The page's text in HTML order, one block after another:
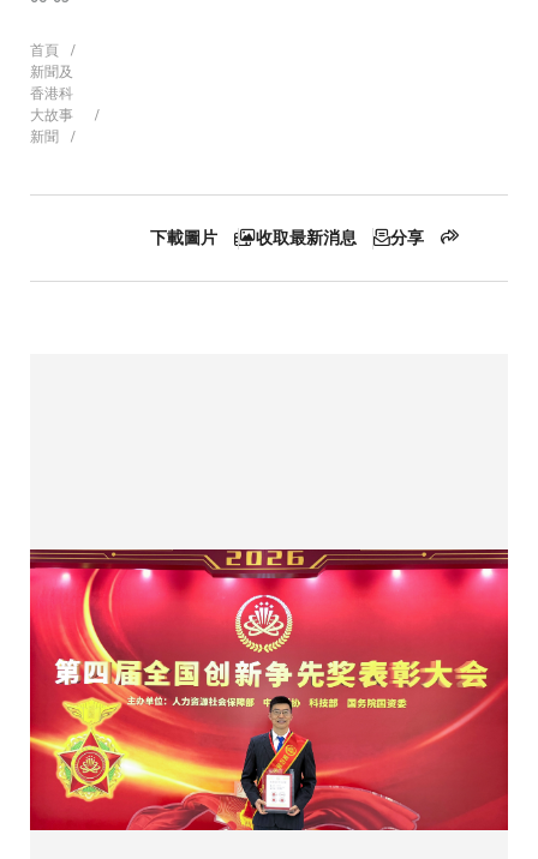
導
航
連
首頁
新聞及
香港科
大故事
新聞
下載圖片 收取最新消息 分享